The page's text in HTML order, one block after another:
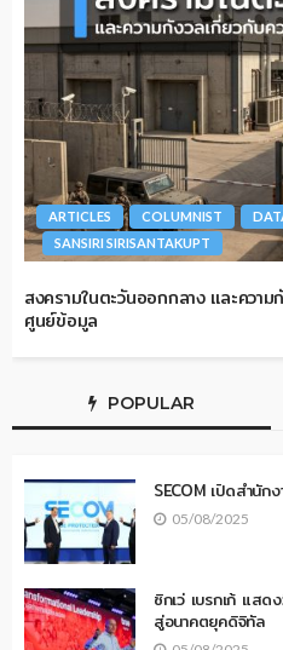
ARTICLES COLUMNIST
SANSIRI SIRISANTAKUPT
สงครามในตะวันออกกลาง และควา
ศูนย์ข้อมูล
POPULAR
SECOM เปิดสำนัก
05/08/2025
ซิกเว่ เบรกเก้ แสด
สู่อนาคตยุคดิจิทัล